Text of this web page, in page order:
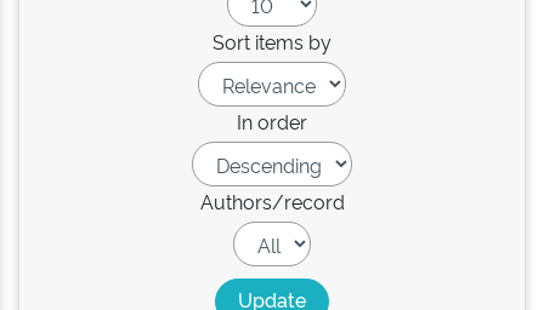
Sort items by
In order
Authors/record